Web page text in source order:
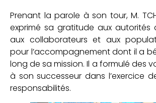
Prenant la parole à son tour, M.
exprimé sa gratitude aux autorités
aux collaborateurs et aux
pour l’accompagnement dont il a
long de sa mission. Il a formulé des
à son successeur dans l’exercice
responsabilités.